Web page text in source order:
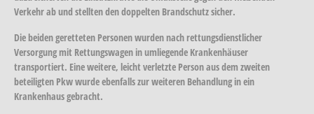
Verkehr ab und stellten den doppelten Brandschutz sicher.
Die beiden geretteten Personen wurden nach rettungsdienstlicher
Versorgung mit Rettungswagen in umliegende Krankenhäuser
transportiert. Eine weitere, leicht verletzte Person aus dem zweiten
beteiligten Pkw wurde ebenfalls zur weiteren Behandlung in ein
Krankenhaus gebracht.